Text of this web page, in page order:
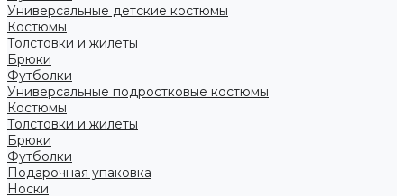
Универсальные детские костюмы
Костюмы
Толстовки и жилеты
Брюки
Футболки
Универсальные подростковые костюмы
Костюмы
Толстовки и жилеты
Брюки
Футболки
Подарочная упаковка
Носки